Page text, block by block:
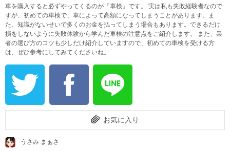
車を購入すると必ずやってくるのが『車検』です。 実は私も失敗経験者なので
すが、初めての車検で、車によって高額になってしまうことがあります。ま
た、知識がないせいで多くのお金を払ってしまう場合もあります。できるだけ
損をしないように失敗体験から学んだ車検の注意点をご紹介します。 また、業
者の選び方のコツも少しだけ紹介していますので、初めての車検を受ける方
は、ぜひ参考にしてみてくださいね。
お気に入り
うさみ まぁさ